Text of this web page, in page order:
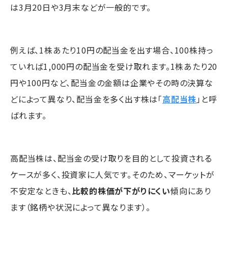
は3月20日や3月末などが一般的です。
例えば、1株あたり10円の配当金を出す場合、100株持っ
ていれば1,000円の配当金を受け取れます。1株あたり20
円や100円など、配当金の金額は企業やその時の決算な
どによって異なり、配当金を多く出す株は「高配当株 」と呼
ばれます。
高配当株は、配当金の受け取りを目的として投資される
ケースが多く、投資家に人気です。そのため、マーケットが
不安定なときも、比較的株価が下がりにくい傾向にあり
ます（銘柄や状況によって異なります）。